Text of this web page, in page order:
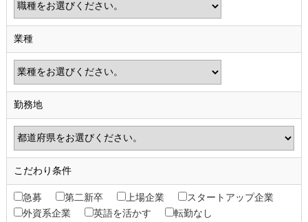
業種
勤務地
こだわり条件
急募 第二新卒 上場企業
スタートアップ企業
外資系企業
英語を活かす
転勤なし